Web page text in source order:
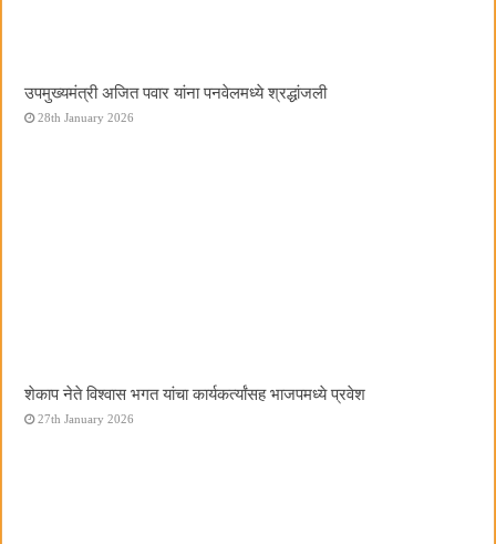
उपमुख्यमंत्री अजित पवार यांना पनवेलमध्ये श्रद्धांजली
28th January 2026
शेकाप नेते विश्वास भगत यांचा कार्यकर्त्यांसह भाजपमध्ये प्रवेश
27th January 2026